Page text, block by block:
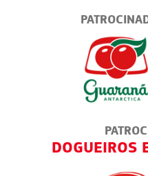
TRUCKS